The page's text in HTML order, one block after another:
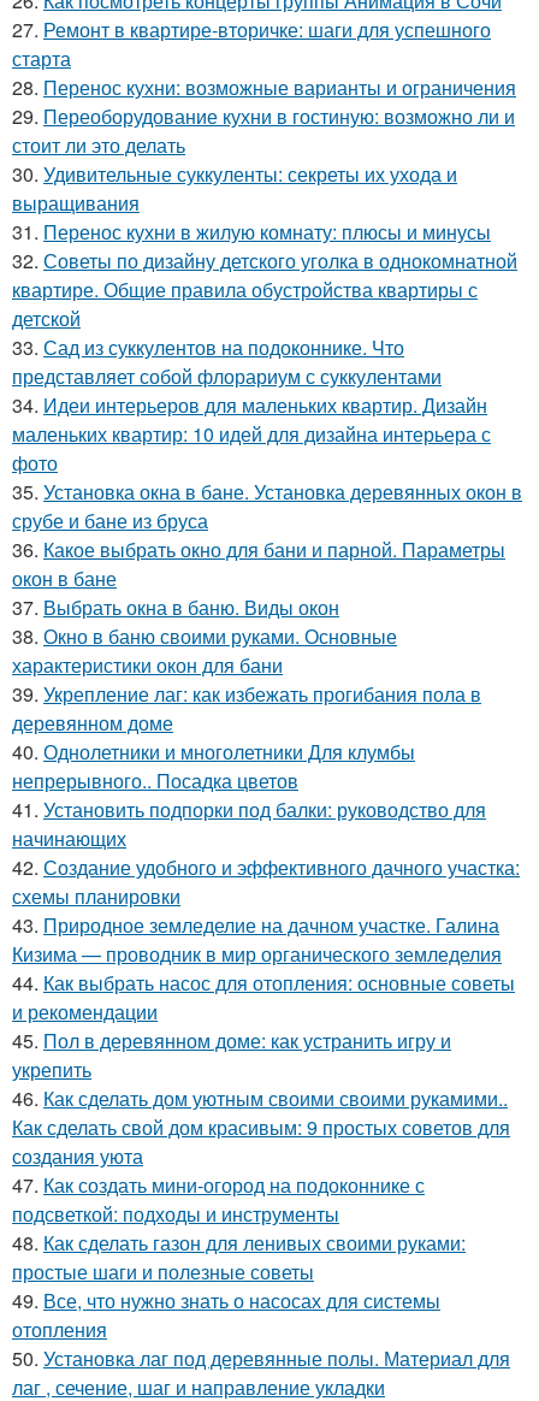
27. Ремонт в квартире-вторичке: шаги для успешного
старта
28. Перенос кухни: возможные варианты и ограничения
29. Переоборудование кухни в гостиную: возможно ли и
стоит ли это делать
30. Удивительные суккуленты: секреты их ухода и
выращивания
31. Перенос кухни в жилую комнату: плюсы и минусы
32. Советы по дизайну детского уголка в однокомнатной
квартире. Общие правила обустройства квартиры с
детской
33. Сад из суккулентов на подоконнике. Что
представляет собой флорариум с суккулентами
34. Идеи интерьеров для маленьких квартир. Дизайн
маленьких квартир: 10 идей для дизайна интерьера с
фото
35. Установка окна в бане. Установка деревянных окон в
срубе и бане из бруса
36. Какое выбрать окно для бани и парной. Параметры
окон в бане
37. Выбрать окна в баню. Виды окон
38. Окно в баню своими руками. Основные
характеристики окон для бани
39. Укрепление лаг: как избежать прогибания пола в
деревянном доме
40. Однолетники и многолетники Для клумбы
непрерывного.. Посадка цветов
41. Установить подпорки под балки: руководство для
начинающих
42. Создание удобного и эффективного дачного участка:
схемы планировки
43. Природное земледелие на дачном участке. Галина
Кизима — проводник в мир органического земледелия
44. Как выбрать насос для отопления: основные советы
и рекомендации
45. Пол в деревянном доме: как устранить игру и
укрепить
46. Как сделать дом уютным своими своими рукамими..
Как сделать свой дом красивым: 9 простых советов для
создания уюта
47. Как создать мини-огород на подоконнике с
подсветкой: подходы и инструменты
48. Как сделать газон для ленивых своими руками:
простые шаги и полезные советы
49. Все, что нужно знать о насосах для системы
отопления
50. Установка лаг под деревянные полы. Материал для
лаг , сечение, шаг и направление укладки